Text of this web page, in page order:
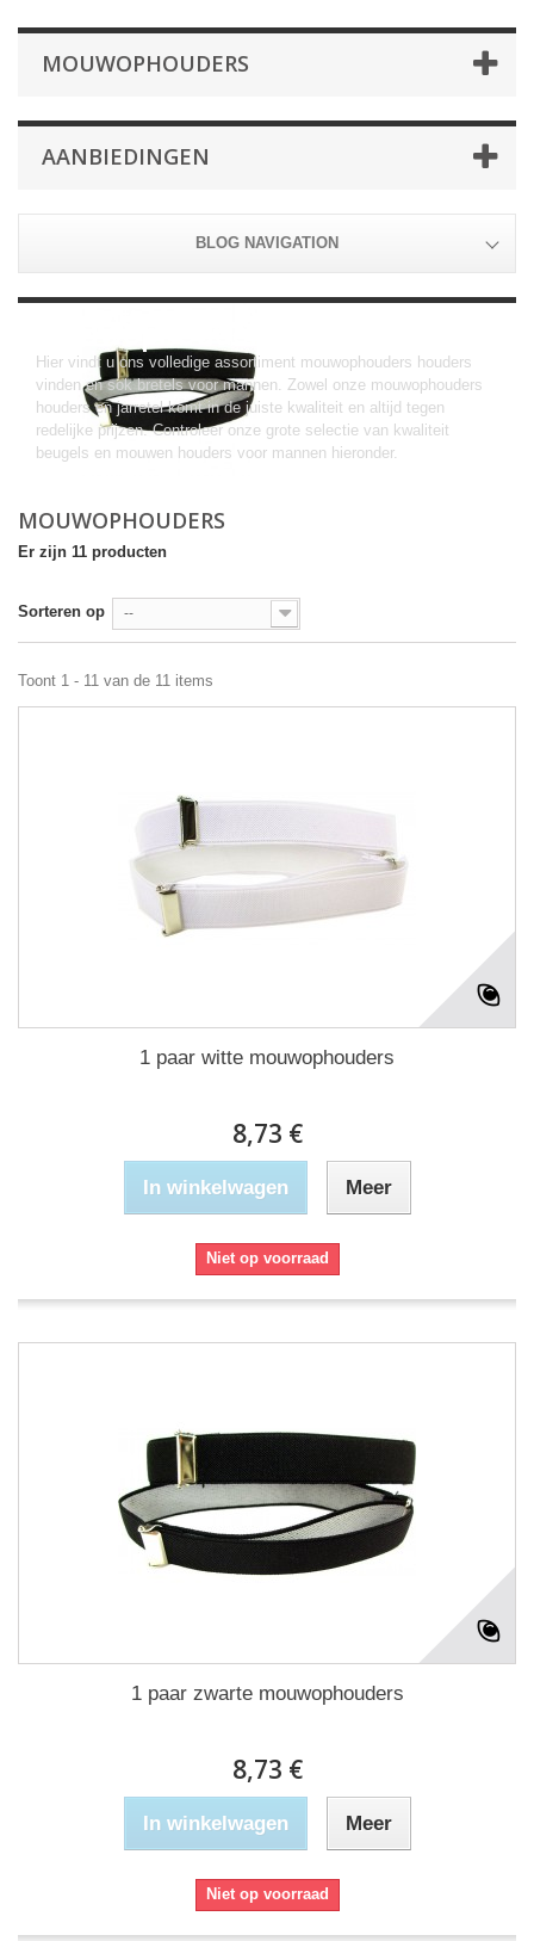
MOUWOPHOUDERS
AANBIEDINGEN
BLOG NAVIGATION
Hier vindt u ons volledige assortiment mouwophouders houders
vinden en sok bretels voor mannen. Zowel onze mouwophouders
houders en jarretel komt in de juiste kwaliteit en altijd tegen
redelijke prijzen. Controleer onze grote selectie van kwaliteit
beugels en mouwen houders voor mannen hieronder.
MOUWOPHOUDERS
Er zijn 11 producten
Sorteren op --
Toont 1 - 11 van de 11 items
1 paar witte mouwophouders
8,73 €
In winkelwagen Meer
Niet op voorraad
1 paar zwarte mouwophouders
8,73 €
In winkelwagen Meer
Niet op voorraad